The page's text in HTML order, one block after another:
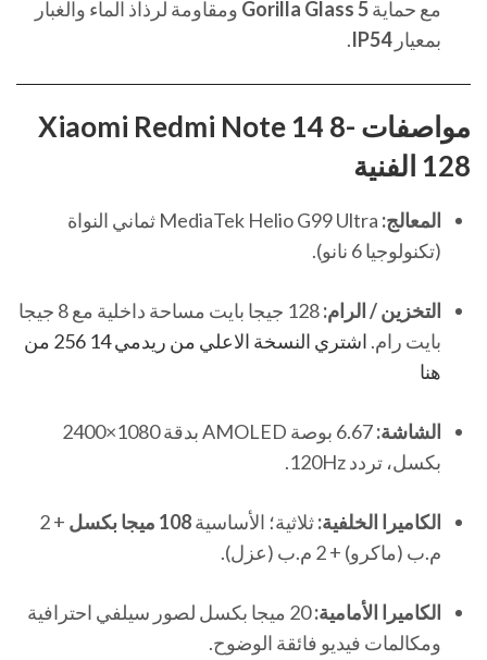
مع حمايةGorilla Glass 5 ومقاومة لرذاذ الماء والغبار
بمعيارIP54
.
مواصفات Xiaomi Redmi Note 14 8-
128 الفنية
المعالج:
MediaTek Helio G99 Ultra ثماني النواة
(تكنولوجيا 6 نانو).
التخزين / الرام:
128 جيجا بايت مساحة داخلية مع 8 جيجا
بايت رام.
اشتري النسخة الاعلي من ريدمي 14 256 من
هنا
الشاشة:
6.67 بوصة AMOLED بدقة 1080×2400
بكسل، تردد 120Hz.
الكاميرا الخلفية:ثلاثية؛ الأساسية108 ميجا بكسل
+ 2
م.ب (ماكرو) + 2 م.ب (عزل).
الكاميرا الأمامية:
20 ميجا بكسل لصور سيلفي احترافية
ومكالمات فيديو فائقة الوضوح.